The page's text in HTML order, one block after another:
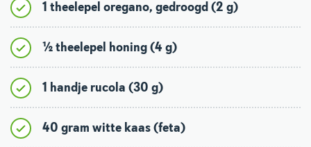
1 theelepel oregano, gedroogd (2 g)
½ theelepel honing (4 g)
1 handje rucola (30 g)
40 gram witte kaas (feta)